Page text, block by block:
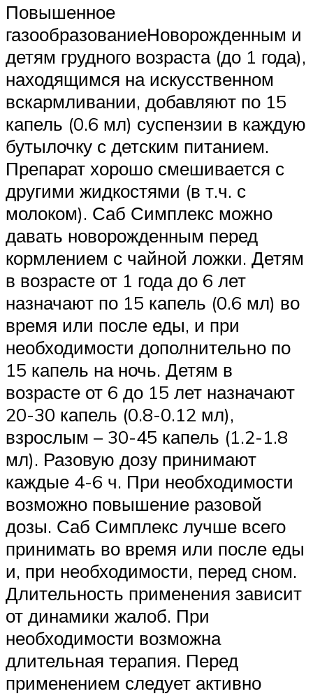
Повышенное
газообразованиеНоворожденным и
детям грудного возраста (до 1 года),
находящимся на искусственном
вскармливании, добавляют по 15
капель (0.6 мл) суспензии в каждую
бутылочку с детским питанием.
Препарат хорошо смешивается с
другими жидкостями (в т.ч. с
молоком). Саб Симплекс можно
давать новорожденным перед
кормлением с чайной ложки. Детям
в возрасте от 1 года до 6 лет
назначают по 15 капель (0.6 мл) во
время или после еды, и при
необходимости дополнительно по
15 капель на ночь. Детям в
возрасте от 6 до 15 лет назначают
20-30 капель (0.8-0.12 мл),
взрослым – 30-45 капель (1.2-1.8
мл). Разовую дозу принимают
каждые 4-6 ч. При необходимости
возможно повышение разовой
дозы. Саб Симплекс лучше всего
принимать во время или после еды
и, при необходимости, перед сном.
Длительность применения зависит
от динамики жалоб. При
необходимости возможна
длительная терапия. Перед
применением следует активно